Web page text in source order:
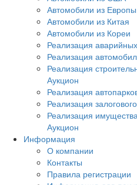
Автомобили из Европы
Автомобили из Китая
Автомобили из Кореи
Реализация
Реализация
Реализация
Аукцион
Реализация
Реализация
Реализация
Аукцион
Информация
О компании
Контакты
Правила регистрации